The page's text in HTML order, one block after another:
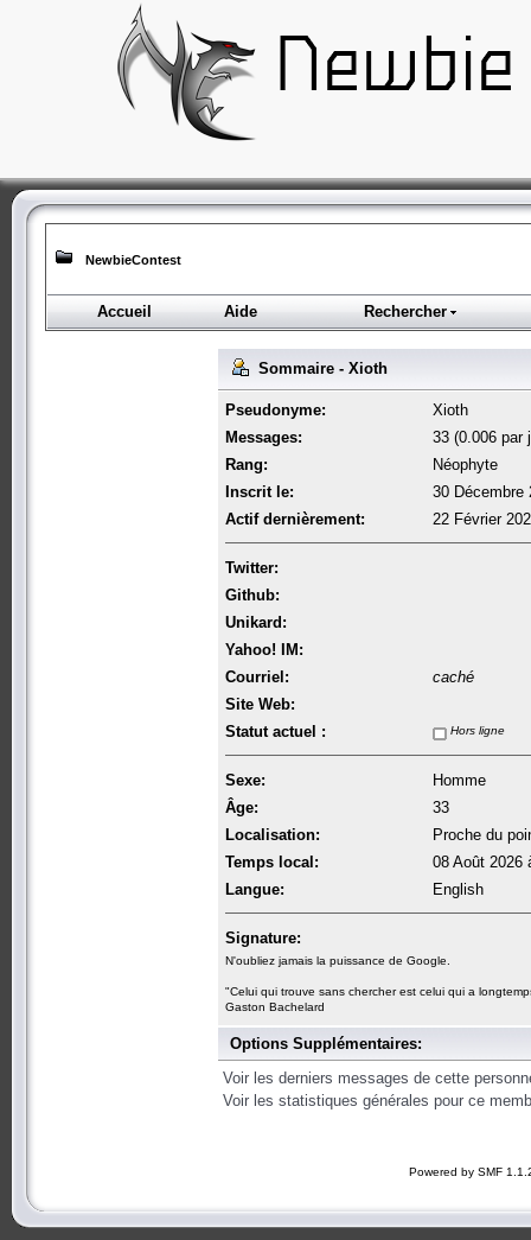
NewbieContest
Accueil Aide Rechercher
Sommaire - Xioth
Pseudonyme:
Xioth
Messages:
33 (0.006 par
Rang:
Néophyte
Inscrit le:
30 Décembre
Actif dernièrement:
22 Février
Twitter:
Github:
Unikard:
Yahoo! IM:
Courriel:
caché
Site Web:
Statut actuel :
Hors ligne
Sexe:
Homme
Âge:
33
Localisation:
Proche du
Temps local:
08 Août 2026
Langue:
English
Signature:
N'oubliez jamais la puissance de Google.
"Celui qui trouve sans chercher est celui qui a
Gaston Bachelard
Options Supplémentaires:
Voir les derniers messages de cette
Voir les statistiques générales pour ce
Powered by SMF